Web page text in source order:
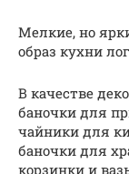
Мелкие, но
образ кухни
В качестве
баночки для
чайники для
баночки для
корзинки и